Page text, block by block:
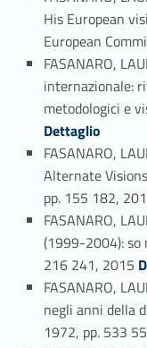
His European
European
FASANARO,
internazionale:
metodologici e
Dettaglio
FASANARO,
Alternate
pp. 155 182,
FASANARO,
(1999-2004): so
216 241, 2015 Link identifier
FASANARO,
negli anni della
1972, pp. 533